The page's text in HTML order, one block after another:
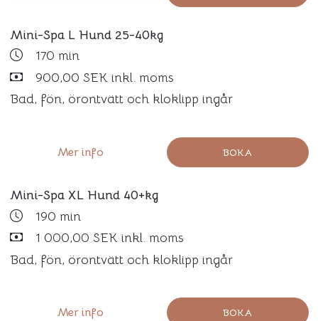
Mini-Spa L Hund 25-40kg
170 min
900,00 SEK inkl. moms
Bad, fön, örontvätt och kloklipp ingår
BOKA
Mer info
Mini-Spa XL Hund 40+kg
190 min
1 000,00 SEK inkl. moms
Bad, fön, örontvätt och kloklipp ingår
BOKA
Mer info